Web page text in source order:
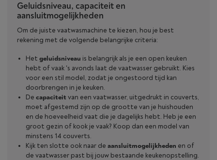
Geluidsniveau, capaciteit en
aansluitmogelijkheden
Om de juiste vaatwasmachine te kiezen, hou je best
rekening met de volgende belangrijke criteria:
Het geluidsniveau is belangrijk als je een open keuken
hebt of vaak 's avonds laat de vaatwasser gebruikt. Kies
voor een stil model, zodat je ongestoord tijd kan
doorbrengen in je keuken.
De capaciteitvan een vaatwasser, uitgedrukt in couverts,
moet afgestemd zijn op de grootte van je huishouden
en de hoeveelheid vaat die je dagelijks hebt. Heb je een
groot gezin of kook je vaak? Koop dan een model van
minstens 14 couverts.
Kijk ten slotte ook naar de aansluitmogelijkheden en of
de vaatwasser past bij jouw bestaande keukenopstelling.